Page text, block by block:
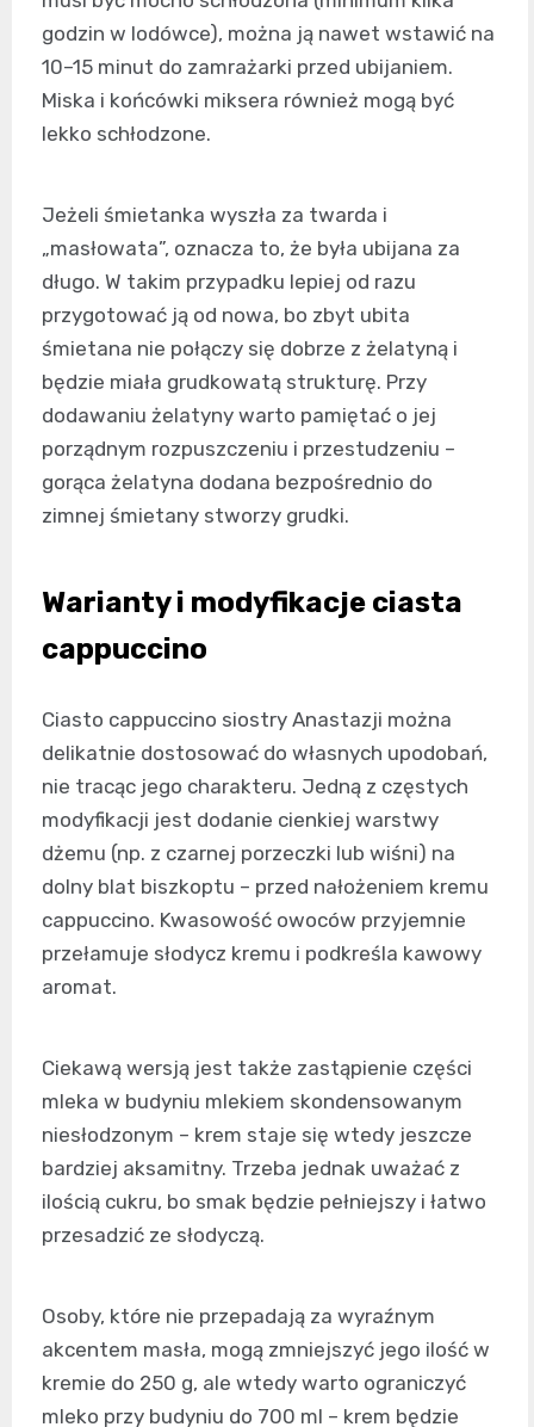
godzin w lodówce), można ją nawet wstawić na
10–15 minut do zamrażarki przed ubijaniem.
Miska i końcówki miksera również mogą być
lekko schłodzone.
Jeżeli śmietanka wyszła za twarda i
„masłowata”, oznacza to, że była ubijana za
długo. W takim przypadku lepiej od razu
przygotować ją od nowa, bo zbyt ubita
śmietana nie połączy się dobrze z żelatyną i
będzie miała grudkowatą strukturę. Przy
dodawaniu żelatyny warto pamiętać o jej
porządnym rozpuszczeniu i przestudzeniu –
gorąca żelatyna dodana bezpośrednio do
zimnej śmietany stworzy grudki.
Warianty i modyfikacje ciasta
cappuccino
Ciasto cappuccino siostry Anastazji można
delikatnie dostosować do własnych upodobań,
nie tracąc jego charakteru. Jedną z częstych
modyfikacji jest dodanie cienkiej warstwy
dżemu (np. z czarnej porzeczki lub wiśni) na
dolny blat biszkoptu – przed nałożeniem kremu
cappuccino. Kwasowość owoców przyjemnie
przełamuje słodycz kremu i podkreśla kawowy
aromat.
Ciekawą wersją jest także zastąpienie części
mleka w budyniu mlekiem skondensowanym
niesłodzonym – krem staje się wtedy jeszcze
bardziej aksamitny. Trzeba jednak uważać z
ilością cukru, bo smak będzie pełniejszy i łatwo
przesadzić ze słodyczą.
Osoby, które nie przepadają za wyraźnym
akcentem masła, mogą zmniejszyć jego ilość w
kremie do 250 g, ale wtedy warto ograniczyć
mleko przy budyniu do 700 ml – krem będzie